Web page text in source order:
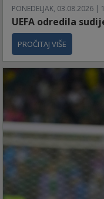
PONEDELJAK, 03.08.2026 |
UEFA odredila
PROČITAJ VIŠE